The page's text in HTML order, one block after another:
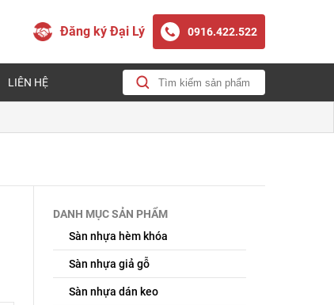
Đăng ký Đại Lý 0916.422.522
LIÊN HỆ
DANH MỤC SẢN PHẨM
Sàn nhựa hèm khóa
Sàn nhựa giả gỗ
Sàn nhựa dán keo